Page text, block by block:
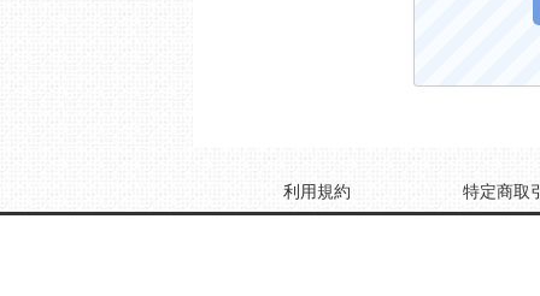
利用規約 特定商取